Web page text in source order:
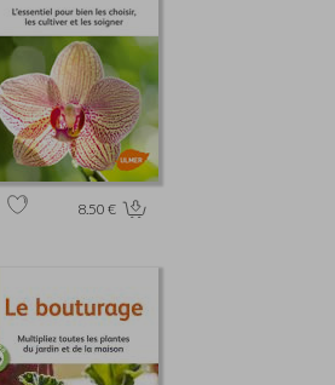
8.50 €